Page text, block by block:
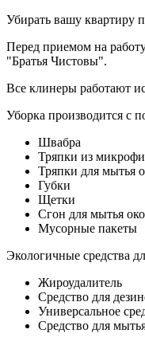
Убирать вашу квартиру
Перед приемом на
"Братья Чистовы".
Все клинеры работают
Уборка производится с
Швабра
Тряпки из
Тряпки для мытья
Губки
Щетки
Сгон для мытья
Мусорные пакеты
Экологичные средства
Жироудалитель
Средство для
Универсальное
Средство для